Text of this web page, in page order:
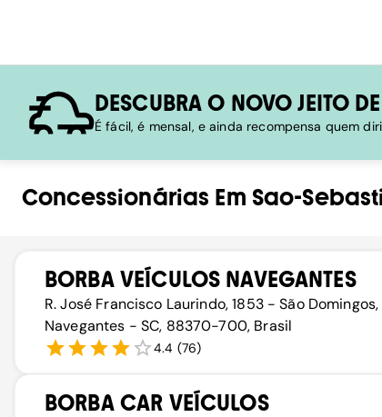
DESCUBRA O NOVO JEITO
É fácil, é mensal, e ainda recompensa quem
Concessionárias Em Sao-
BORBA VEÍCULOS NAVEGANTES
R. José Francisco Laurindo, 1853 - São Domingos,
Navegantes - SC, 88370-700, Brasil
4.4 (76)
BORBA CAR VEÍCULOS